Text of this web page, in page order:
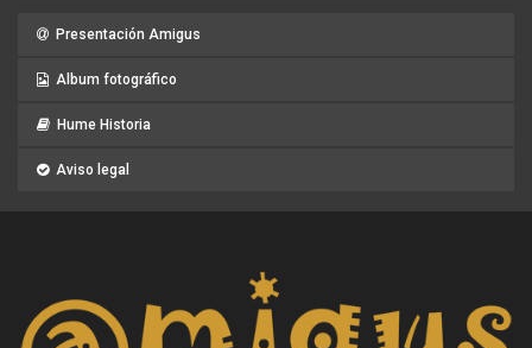
Presentación Amigus
Album fotográfico
Hume Historia
Aviso legal